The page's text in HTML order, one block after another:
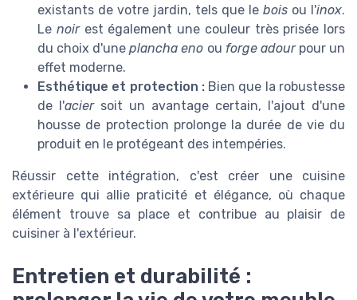
existants de votre jardin, tels que le bois ou l'inox.
Le noirest également une couleur très prisée lors
du choix d'uneplancha eno ou forge adourpour un
effet moderne.
Esthétique et protection :Bien que la robustesse
de l'aciersoit un avantage certain, l'ajout d'une
housse de protection prolonge la durée de vie du
produit en le protégeant des intempéries.
Réussir cette intégration, c'est créer une cuisine
extérieure qui allie praticité et élégance, où chaque
élément trouve sa place et contribue au plaisir de
cuisiner à l'extérieur.
Entretien et durabilité :